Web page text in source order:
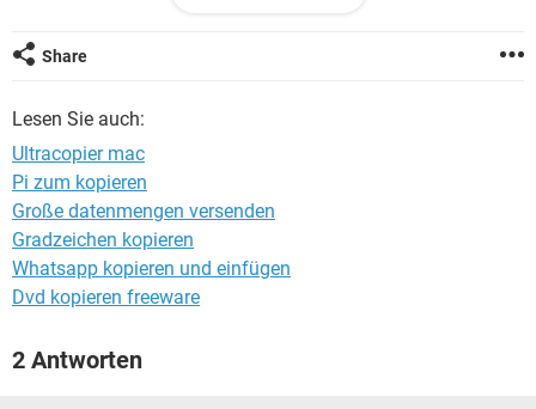
Share
Lesen Sie auch:
Ultracopier mac
Pi zum kopieren
Große datenmengen versenden
Gradzeichen kopieren
Whatsapp kopieren und einfügen
Dvd kopieren freeware
2 Antworten